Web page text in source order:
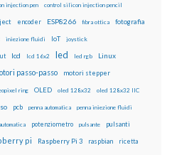
injection pen control silicon injection pencil
encoder ESP8266 fibra ottica fotografia
iniezione fluidi IoT joystick
lcd lcd 16x2 led led rgb Linux
passo-passo motori stepper
ring OLED oled 128x32 oled 128x32 IIC
pcb penna automatica penna iniezione fluidi
potenziometro pulsante pulsanti
pi Raspberry Pi 3 raspbian ricetta